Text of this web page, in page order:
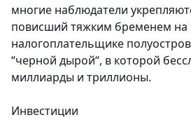
многие наблюдатели
повисший тяжким бременем на
налогоплательщике
“черной дырой“, в которой
миллиарды и триллионы.
Инвестиции